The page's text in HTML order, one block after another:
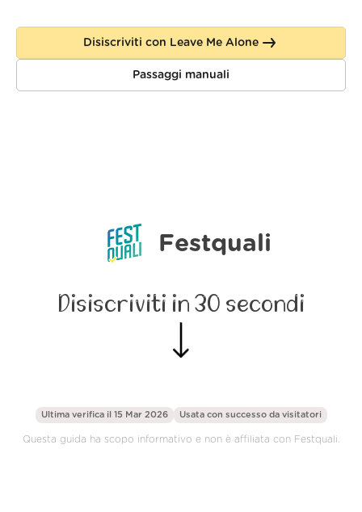
Accedi
Disiscriviti con Leave Me Alone
Passaggi manuali
Festquali
Disiscriviti in 30 secondi
Ultima verifica il 15 Mar 2026 Usata con successo da visitatori
Questa guida ha scopo informativo e non è affiliata con Festquali.